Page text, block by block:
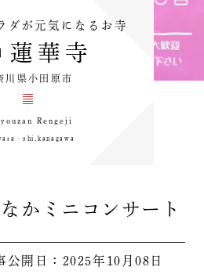
ダが元気になるお寺
蓮華寺
川県小田原市
Rengeji
かミニコンサート
公開日： 2025年10月08日